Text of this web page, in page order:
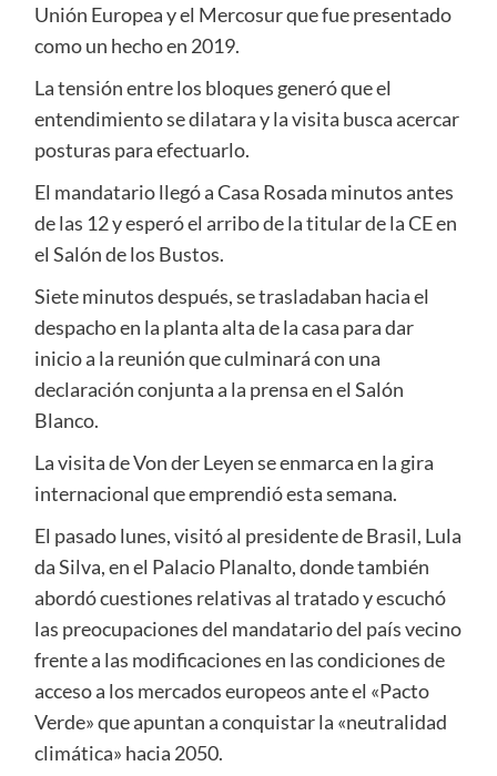
Unión Europea y el Mercosur que fue presentado
como un hecho en 2019.
La tensión entre los bloques generó que el
entendimiento se dilatara y la visita busca acercar
posturas para efectuarlo.
El mandatario llegó a Casa Rosada minutos antes
de las 12 y esperó el arribo de la titular de la CE en
el Salón de los Bustos.
Siete minutos después, se trasladaban hacia el
despacho en la planta alta de la casa para dar
inicio a la reunión que culminará con una
declaración conjunta a la prensa en el Salón
Blanco.
La visita de Von der Leyen se enmarca en la gira
internacional que emprendió esta semana.
El pasado lunes, visitó al presidente de Brasil, Lula
da Silva, en el Palacio Planalto, donde también
abordó cuestiones relativas al tratado y escuchó
las preocupaciones del mandatario del país vecino
frente a las modificaciones en las condiciones de
acceso a los mercados europeos ante el «Pacto
Verde» que apuntan a conquistar la «neutralidad
climática» hacia 2050.